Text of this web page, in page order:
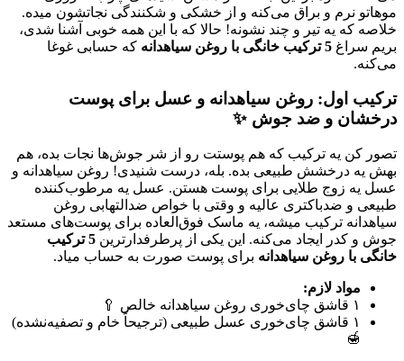
موهاتو نرم و براق می‌کنه و از خشکی و شکنندگی نجاتشون میده.
خلاصه که یه تیر و چند نشونه! حالا که با این همه خوبی آشنا شدی،
بریم سراغ 5 ترکیب خانگی با روغن سیاهدانه
که حسابی غوغا
می‌کنه.
ترکیب اول: روغن سیاهدانه و عسل برای پوست
درخشان و ضد جوش ✨
تصور کن یه ترکیب که هم پوستت رو از شر جوش‌ها نجات بده، هم
بهش یه درخشش طبیعی بده. بله، درست شنیدی! روغن سیاهدانه و
عسل یه زوج طلایی برای پوست هستن. عسل یه مرطوب‌کننده
طبیعی و ضدباکتری عالیه و وقتی با خواص ضدالتهابی روغن
سیاهدانه ترکیب میشه، یه ماسک فوق‌العاده برای پوست‌های مستعد
جوش و کدر ایجاد می‌کنه. این یکی از پرطرفدارترین
5 ترکیب
خانگی با روغن سیاهدانه برای پوست صورت به حساب میاد.
مواد لازم:
۱ قاشق چای‌خوری روغن سیاهدانه خالص 🥄
۱ قاشق چای‌خوری عسل طبیعی (ترجیحاً خام و تصفیه‌نشده)
🍯